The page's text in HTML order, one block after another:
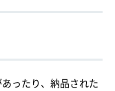
ったり、納品された